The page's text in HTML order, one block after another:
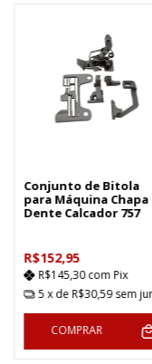
Conjunto de Bitola
para Máquina Chapa
Dente Calcador 757
R$152,95
R$145,30com Pix
5x de R$30,59 sem
COMPRAR